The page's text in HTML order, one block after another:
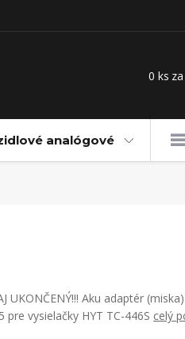
0 ks za
analógové
UKONČENÝ!!! Aku adaptér
pre vysielačky HYT TC-446S celý